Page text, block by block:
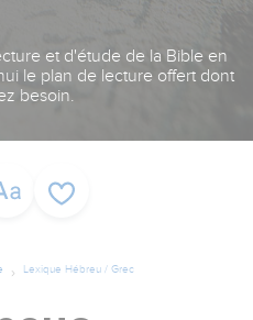
et d'étude de la Bible en
le plan de lecture offert dont
besoin.
Lexique Hébreu / Grec